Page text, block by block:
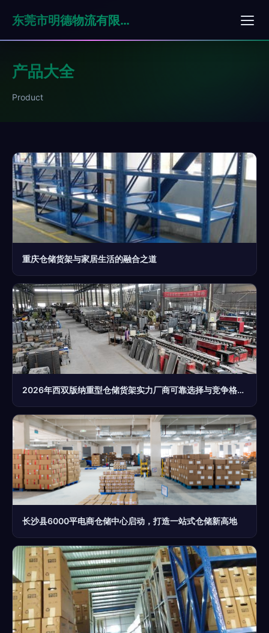
东莞市明德物流有限公司
产品大全
Product
重庆仓储货架与家居生活的融合之道
2026年西双版纳重型仓储货架实力厂商可靠选择与竞争格局深度解析
长沙县6000平电商仓储中心启动，打造一站式仓储新高地